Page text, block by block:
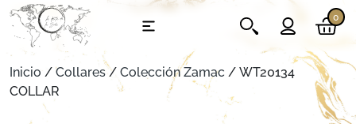
0
Inicio / Collares/ Colección Zamac / WT20134
COLLAR